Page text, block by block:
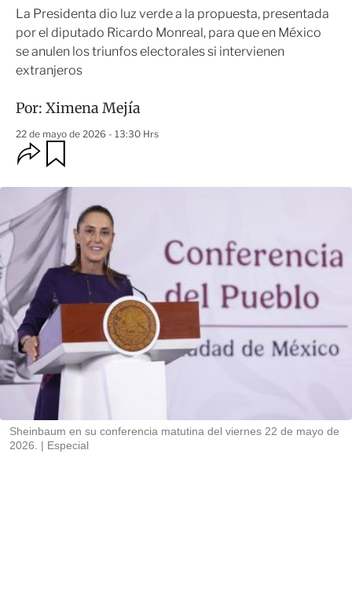
ó
La Presidenta dio luz verde a la propuesta, presentada
por el diputado Ricardo Monreal, para que en México
se anulen los triunfos electorales si intervienen
extranjeros
Por: Ximena Mejía
22 de mayo de 2026 - 13:30 Hrs
O
p
i
o
n
e
s
d
e
o
m
a
r
t
r
a
Sheinbaum en su conferencia matutina del viernes 22 de mayo de
2026.
Especial